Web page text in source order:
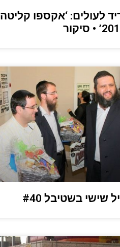
לעולים: ‘אקספו קליטה
• סיקור
שישי בשטיבל #40